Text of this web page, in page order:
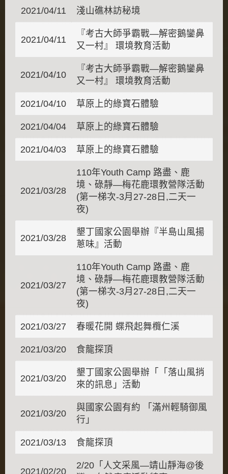
2021/04/11 淺山礁林訪秘境
2021/04/11
『考古大師爭霸戰—解密鵝鑾鼻
又一村』 環境教育活動
2021/04/10
『考古大師爭霸戰—解密鵝鑾鼻
又一村』 環境教育活動
2021/04/10 草原上的綠寶石體驗
2021/04/04 草原上的綠寶石體驗
2021/04/03 草原上的綠寶石體驗
2021/03/28
110年Youth Camp 路盡、鹿
境、碌靜—梅花鹿環教營隊活動
(第一梯次-3月27-28日,二天一
夜)
2021/03/28
墾丁國家公園舉辦『半島山風揚
蔥味』活動
2021/03/27
110年Youth Camp 路盡、鹿
境、碌靜—梅花鹿環教營隊活動
(第一梯次-3月27-28日,二天一
夜)
2021/03/27 春暖花開 蝶飛起舞欖仁溪
2021/03/20 食龍探頂
2021/03/20
墾丁國家公園舉辦「「落山風捎
來的訊息」活動
2021/03/20
與國家公園有約 「滿州輕騎御風
行」
2021/03/13 食龍探頂
2021/02/20
2/20「人文采風—靖山靜海@後